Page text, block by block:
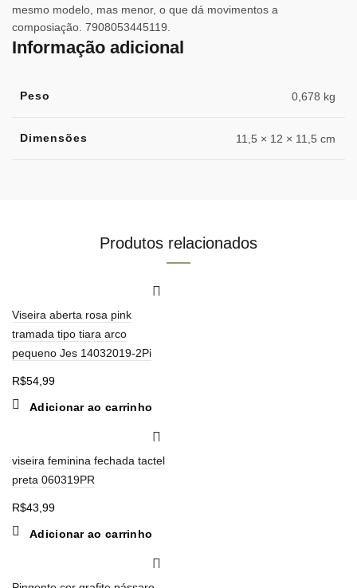
mesmo modelo, mas menor, o que dá movimentos a
composiação. 7908053445119.
Informação adicional
Peso 0,678 kg
Dimensões 11,5 × 12 × 11,5 cm
Produtos relacionados
Viseira aberta rosa pink
tramada tipo tiara arco
pequeno Jes 14032019-2Pi
R$54,99
Adicionar ao carrinho
viseira feminina fechada tactel
preta 060319PR
R$43,99
Adicionar ao carrinho